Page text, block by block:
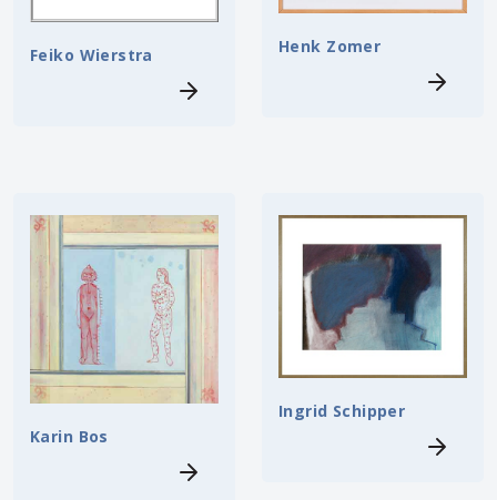
Feiko Wierstra Henk Zomer
Karin Bos
Ingrid Schipper